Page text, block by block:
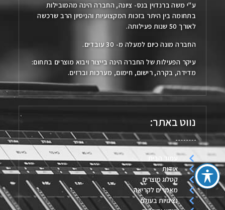
ע"י משה ברנדוין בנס- ציונה, החברה הינה מהמובילות
בתחומה בין היתר בזכות המקצועיות והניסיון הרב שרכשה
לאורך 50 שנות פעילותה.
החברה מונה כיום למעלה מ- 30 עובדים.
עיקר הפעילות של החברה הינה בייצור ויבוא מוצרים בתחום:
מדידה, בקרה, רישום, חימום, מערכות וברזים.
נווט באתר:
עמוד הבית
אודות
קטלוג מוצרים
מאמרים לקריאה
נציגויות בעולם